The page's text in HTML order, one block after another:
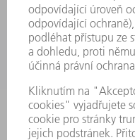
ODVĚTVÍ
SPOLEČNOST
KARIÉRA
PRACOVNÍ NABÍDKY
PROFIL PODNIKU
VÝROČNÍ ZPRÁVA
ZÁSADY SPOLEČNOSTI
SHODA
SYSTÉM UPOZORŇOVAČŮ